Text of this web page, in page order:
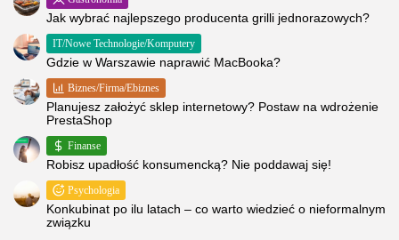
Jak wybrać najlepszego producenta grilli jednorazowych?
IT/Nowe Technologie/Komputery
Gdzie w Warszawie naprawić MacBooka?
Biznes/Firma/Ebiznes
Planujesz założyć sklep internetowy? Postaw na wdrożenie
PrestaShop
Finanse
Robisz upadłość konsumencką? Nie poddawaj się!
Psychologia
Konkubinat po ilu latach – co warto wiedzieć o nieformalnym
związku